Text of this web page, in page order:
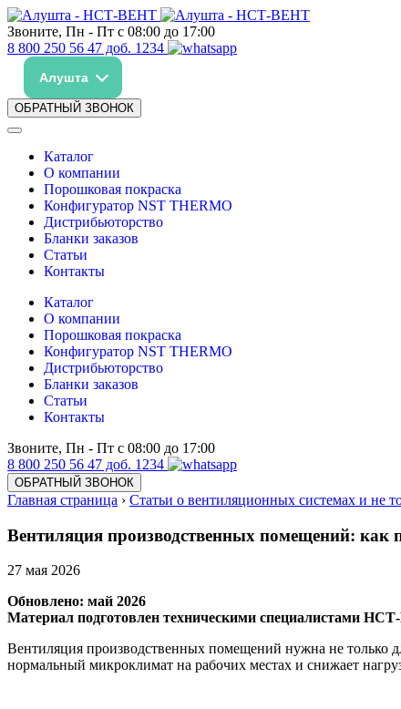
Звоните, Пн - Пт с 08:00 до 17:00
8 800 250 56 47 доб. 1234
Алушта
ОБРАТНЫЙ ЗВОНОК
Каталог
О компании
Порошковая покраска
Конфигуратор NST THERMO
Дистрибьюторство
Бланки заказов
Статьи
Контакты
Каталог
О компании
Порошковая покраска
Конфигуратор NST THERMO
Дистрибьюторство
Бланки заказов
Статьи
Контакты
Звоните, Пн - Пт с 08:00 до 17:00
8 800 250 56 47 доб. 1234
ОБРАТНЫЙ ЗВОНОК
Главная страница › Статьи о вентиляционных системах и не
Вентиляция производственных помещений: как
27 мая 2026
Обновлено: май 2026
Материал подготовлен техническими специалистами
Вентиляция производственных помещений нужна не только
нормальный микроклимат на рабочих местах и снижает